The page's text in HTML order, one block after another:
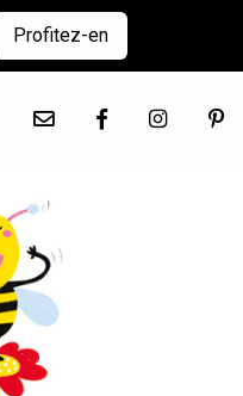
ContactFacebook
Profitez-en